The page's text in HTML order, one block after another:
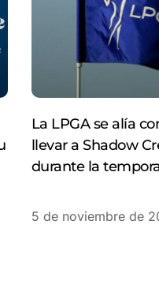
La LPGA se alía
llevar a Shadow
durante la
5 de noviembre de